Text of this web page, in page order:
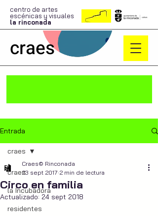
centro de artes
escénicas y visuales
la rinconada
craes
Entrada
craes
la Incubadora
residentes
craes
Circo en familia
Craes© Rinconada
23 sept 2017 2 min de lectura
Actualizado: 24 sept 2018